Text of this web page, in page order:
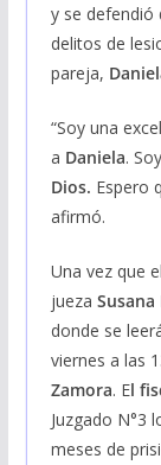
y se defendió
delitos de
pareja,
“Soy una
a Daniela.
Dios. Espero
afirmó.
Una vez que
jueza Susana
donde se
viernes a las
Zamora. El
Juzgado N°3
meses de